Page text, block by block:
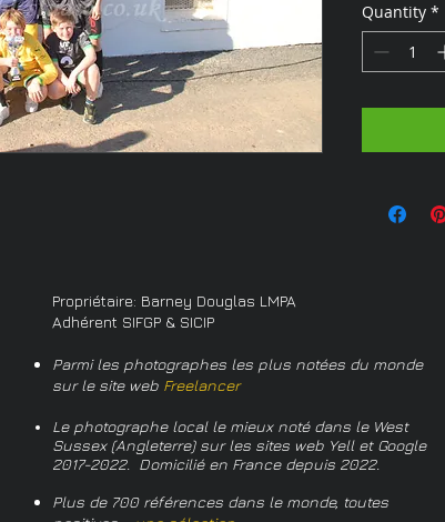
Quantity *
Propriétaire: Barney Douglas LMPA
Adhérent SIFGP & SICIP
Parmi les photographes les plus notées du monde
sur le site web Freelancer
Le photographe local le mieux noté dans le West
Sussex (Angleterre) sur les sites web Yell et Google
2017-2022. Domicilié en France depuis 2022.
Plus de 700 références dans le monde, toutes